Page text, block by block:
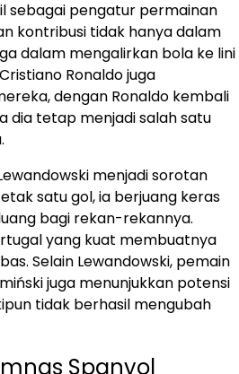
sebagai pengatur permainan
kontribusi tidak hanya dalam
dalam mengalirkan bola ke lini
Ronaldo juga
dengan Ronaldo kembali
dia tetap menjadi salah satu
menjadi sorotan
satu gol, ia berjuang keras
bagi rekan-rekannya.
yang kuat membuatnya
Selain Lewandowski, pemain
juga menunjukkan potensi
tidak berhasil mengubah
Spanyol